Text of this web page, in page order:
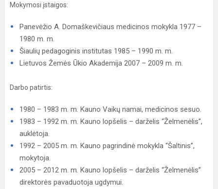
Mokymosi įstaigos:
Panevėžio A. Domaškevičiaus medicinos mokykla 1977 –
1980 m. m.
Šiaulių pedagoginis institutas 1985 – 1990 m. m.
Lietuvos Žemės Ūkio Akademija 2007 – 2009 m. m.
Darbo patirtis:
1980 – 1983 m. m. Kauno Vaikų namai, medicinos sesuo.
1983 – 1992 m. m. Kauno lopšelis – darželis “Želmenėlis”,
auklėtoja.
1992 – 2005 m. m. Kauno pagrindinė mokykla “Šaltinis”,
mokytoja.
2005 – 2012 m. m. Kauno lopšelis – darželis “Želmenėlis”
direktorės pavaduotoja ugdymui.